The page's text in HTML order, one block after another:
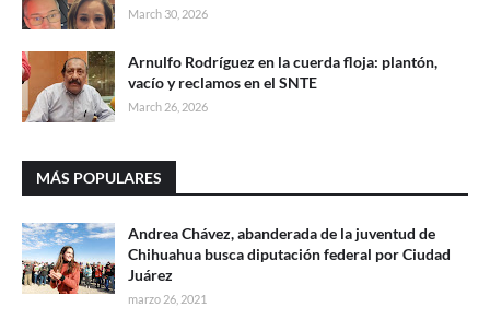
March 30, 2026
Arnulfo Rodríguez en la cuerda floja: plantón,
vacío y reclamos en el SNTE
March 26, 2026
MÁS POPULARES
Andrea Chávez, abanderada de la juventud de
Chihuahua busca diputación federal por Ciudad
Juárez
marzo 26, 2021